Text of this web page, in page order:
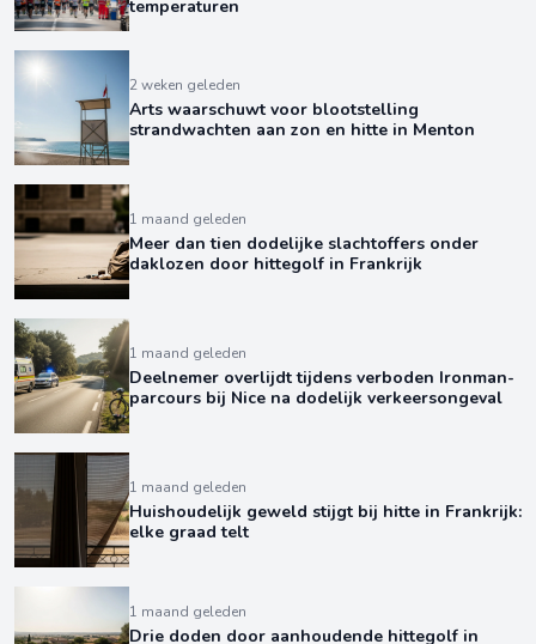
temperaturen
2 weken geleden
Arts waarschuwt voor blootstelling
strandwachten aan zon en hitte in Menton
1 maand geleden
Meer dan tien dodelijke slachtoffers onder
daklozen door hittegolf in Frankrijk
1 maand geleden
Deelnemer overlijdt tijdens verboden Ironman-
parcours bij Nice na dodelijk verkeersongeval
1 maand geleden
Huishoudelijk geweld stijgt bij hitte in Frankrijk:
elke graad telt
1 maand geleden
Drie doden door aanhoudende hittegolf in